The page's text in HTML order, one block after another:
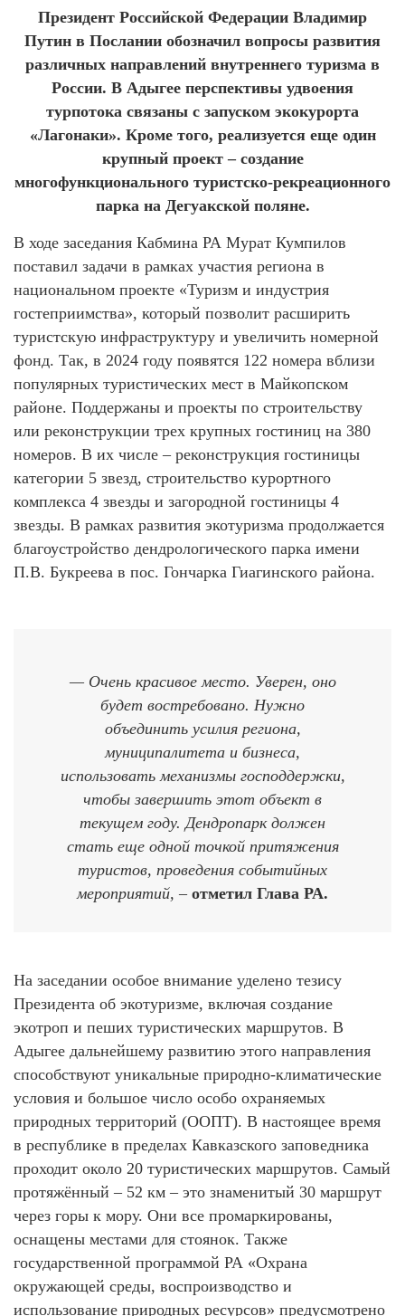
Президент Российской Федерации Владимир
Путин в Послании обозначил вопросы развития
различных направлений внутреннего туризма в
России. В Адыгее перспективы удвоения
турпотока связаны с запуском экокурорта
«Лагонаки». Кроме того, реализуется еще один
крупный проект – создание
многофункционального туристско-рекреационного
парка на Дегуакской поляне.
В ходе заседания Кабмина РА Мурат Кумпилов
поставил задачи в рамках участия региона в
национальном проекте «Туризм и индустрия
гостеприимства», который позволит расширить
туристскую инфраструктуру и увеличить номерной
фонд. Так, в 2024 году появятся 122 номера вблизи
популярных туристических мест в Майкопском
районе. Поддержаны и проекты по строительству
или реконструкции трех крупных гостиниц на 380
номеров. В их числе – реконструкция гостиницы
категории 5 звезд, строительство курортного
комплекса 4 звезды и загородной гостиницы 4
звезды. В рамках развития экотуризма продолжается
благоустройство дендрологического парка имени
П.В. Букреева в пос. Гончарка Гиагинского района.
— Очень красивое место. Уверен, оно
будет востребовано. Нужно
объединить усилия региона,
муниципалитета и бизнеса,
использовать механизмы господдержки,
чтобы завершить этот объект в
текущем году. Дендропарк должен
стать еще одной точкой притяжения
туристов, проведения событийных
мероприятий, – отметил Глава РА.
На заседании особое внимание уделено тезису
Президента об экотуризме, включая создание
экотроп и пеших туристических маршрутов. В
Адыгее дальнейшему развитию этого направления
способствуют уникальные природно-климатические
условия и большое число особо охраняемых
природных территорий (ООПТ). В настоящее время
в республике в пределах Кавказского заповедника
проходит около 20 туристических маршрутов. Самый
протяжённый – 52 км – это знаменитый 30 маршрут
через горы к мору. Они все промаркированы,
оснащены местами для стоянок. Также
государственной программой РА «Охрана
окружающей среды, воспроизводство и
использование природных ресурсов» предусмотрено